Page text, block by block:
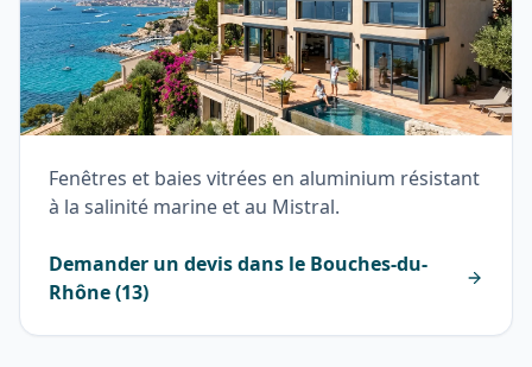
Fenêtres et baies vitrées en aluminium résistant
à la salinité marine et au Mistral.
Demander un devis dans le Bouches-du-
Rhône(13)